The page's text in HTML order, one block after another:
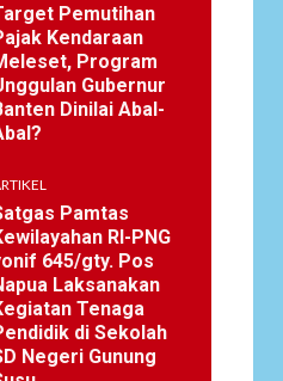
Pemutihan
Kendaraan
Program
Gubernur
Dinilai Abal-
Pamtas
RI-PNG
645/gty. Pos
Laksanakan
Tenaga
di Sekolah
Negeri Gunung